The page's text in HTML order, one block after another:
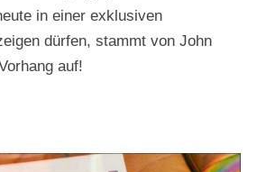
in einer exklusiven
dürfen, stammt von John
auf!